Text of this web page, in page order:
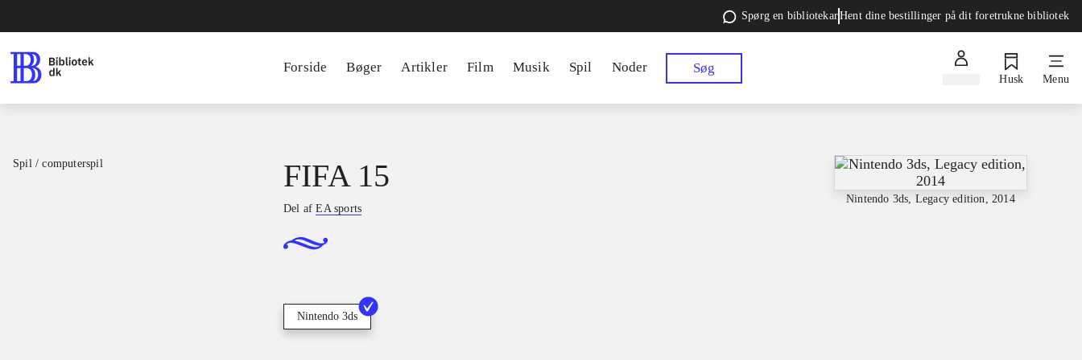
Spørg en bibliotekarHent dine bestillinger på dit foretrukne bibliotek
Forside Bøger Artikler Film Musik Spil Noder Søg
Husk Menu
Spil / computerspil
Nintendo 3ds, Legacy edition, 2014
FIFA 15
Del afEA sports
Nintendo 3ds